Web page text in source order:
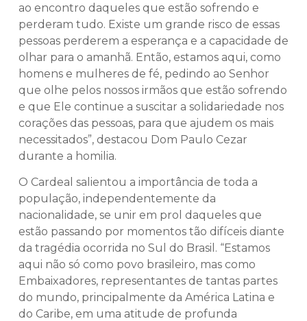
ao encontro daqueles que estão sofrendo e
perderam tudo. Existe um grande risco de essas
pessoas perderem a esperança e a capacidade de
olhar para o amanhã. Então, estamos aqui, como
homens e mulheres de fé, pedindo ao Senhor
que olhe pelos nossos irmãos que estão sofrendo
e que Ele continue a suscitar a solidariedade nos
corações das pessoas, para que ajudem os mais
necessitados”, destacou Dom Paulo Cezar
durante a homilia.
O Cardeal salientou a importância de toda a
população, independentemente da
nacionalidade, se unir em prol daqueles que
estão passando por momentos tão difíceis diante
da tragédia ocorrida no Sul do Brasil. “Estamos
aqui não só como povo brasileiro, mas como
Embaixadores, representantes de tantas partes
do mundo, principalmente da América Latina e
do Caribe, em uma atitude de profunda